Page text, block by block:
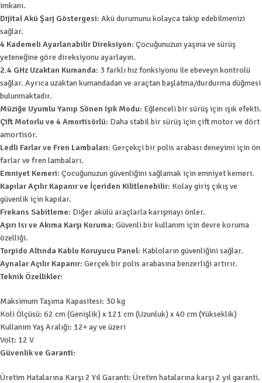
imkanı.
Dijital Akü Şarj Göstergesi: Akü durumunu kolayca takip edebilmenizi
sağlar.
4 Kademeli Ayarlanabilir Direksiyon: Çocuğunuzun yaşına ve sürüş
yeteneğine göre direksiyonu ayarlayın.
2.4 GHz Uzaktan Kumanda: 3 farklı hız fonksiyonu ile ebeveyn kontrolü
sağlar. Ayrıca uzaktan kumandadan ve araçtan başlatma/durdurma düğmesi
bulunmaktadır.
Müziğe Uyumlu Yanıp Sönen Işık Modu: Eğlenceli bir sürüş için ışık efekti.
Çift Motorlu ve 4 Amortisörlü: Daha stabil bir sürüş için çift motor ve dört
amortisör.
Ledli Farlar ve Fren Lambaları: Gerçekçi bir polis arabası deneyimi için ön
farlar ve fren lambaları.
Emniyet Kemeri: Çocuğunuzun güvenliğini sağlamak için emniyet kemeri.
Kapılar Açılır Kapanır ve İçeriden Kilitlenebilir: Kolay giriş çıkış ve
güvenlik için kapılar.
Frekans Sabitleme: Diğer akülü araçlarla karışmayı önler.
Aşırı Isı ve Akıma Karşı Koruma: Güvenli bir kullanım için devre koruma
özelliği.
Torpido Altında Kablo Koruyucu Panel: Kabloların güvenliğini sağlar.
Aynalar Açılır Kapanır: Gerçek bir polis arabasına benzerliği artırır.
Teknik Özellikler:
Maksimum Taşıma Kapasitesi: 30 kg
Koli Ölçüsü: 62 cm (Genişlik) x 121 cm (Uzunluk) x 40 cm (Yükseklik)
Kullanım Yaş Aralığı: 12+ ay ve üzeri
Volt: 12 V
Güvenlik ve Garanti:
Üretim Hatalarına Karşı 2 Yıl Garanti: Üretim hatalarına karşı 2 yıl garanti.